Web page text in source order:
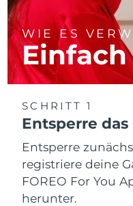
WIE ES
SCHRITT 1
Entsperre das
Entsperre
registriere deine
FOREO For You
herunter.